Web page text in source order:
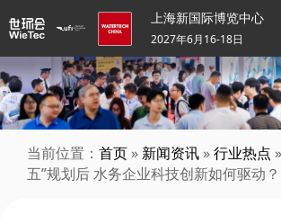
上海新国际博览中心
2027年6月16-18日
当前位置： 首页 » 新闻资讯 »行业热点
五”规划后 水务企业科技创新如何驱动？